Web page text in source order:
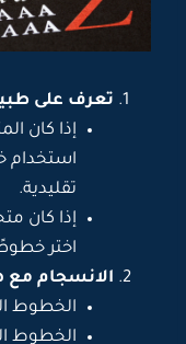
تعرف على
إذا كان
تقليدية.
إذا كان
اختر
الانسجام مع
الخطوط